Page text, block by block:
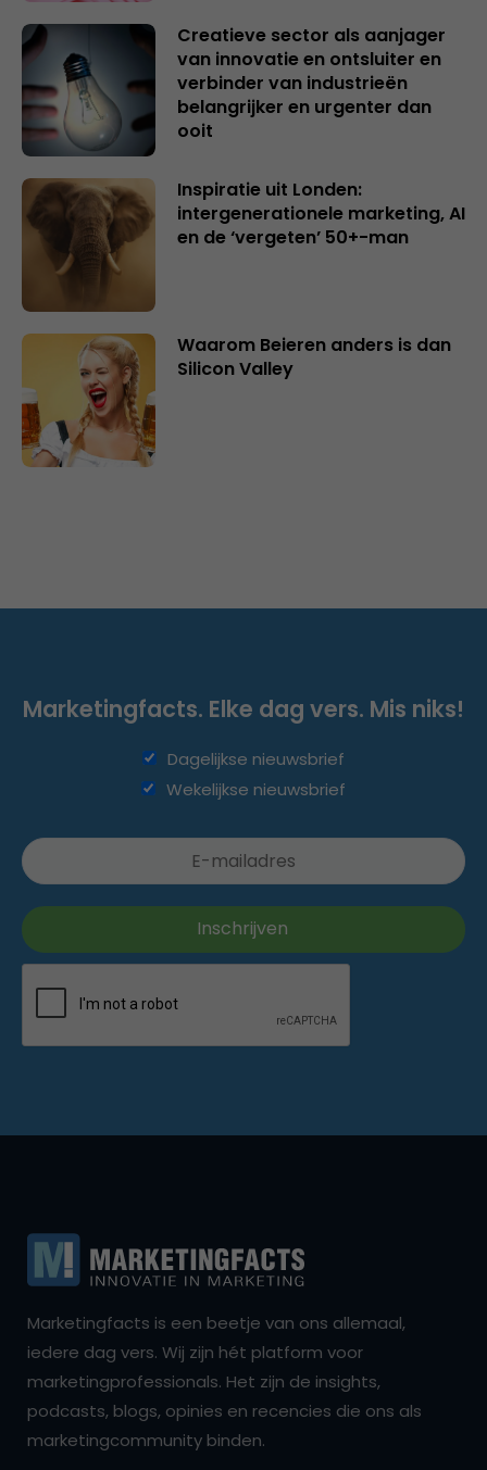
Creatieve sector als aanjager
van innovatie en ontsluiter en
verbinder van industrieën
belangrijker en urgenter dan
ooit
Inspiratie uit Londen:
intergenerationele marketing, AI
en de ‘vergeten’ 50+-man
Waarom Beieren anders is dan
Silicon Valley
Marketingfacts. Elke dag vers. Mis niks!
Dagelijkse nieuwsbrief
Wekelijkse nieuwsbrief
Marketingfacts is een beetje van ons allemaal,
iedere dag vers. Wij zijn hét platform voor
marketingprofessionals. Het zijn de insights,
podcasts, blogs, opinies en recencies die ons als
marketingcommunity binden.